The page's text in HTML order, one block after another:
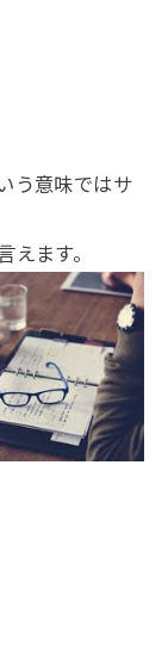
う意味ではサ
えます。